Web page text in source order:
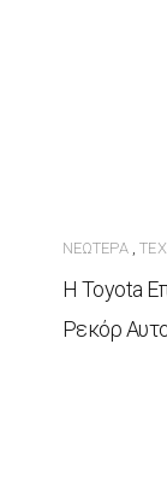
ΝΕΏΤΕΡΑ,
Η Toyota
Ρεκόρ